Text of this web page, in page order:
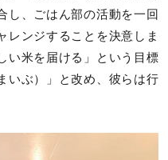
し、ごはん部の活動を一回
レンジすることを決意しま
い米を届ける」という目標
いぶ）」と改め、彼らは行